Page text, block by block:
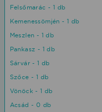
Felsőmarác - 1 db
Kemenessömjén - 1 db
Meszlen - 1 db
Pankasz - 1 db
Sárvár - 1 db
Szőce - 1 db
Vönöck - 1 db
Acsád - 0 db